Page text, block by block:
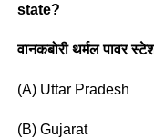
state?
वानकबोरी थर्मल पावर
(A) Uttar Pradesh
(B) Gujarat